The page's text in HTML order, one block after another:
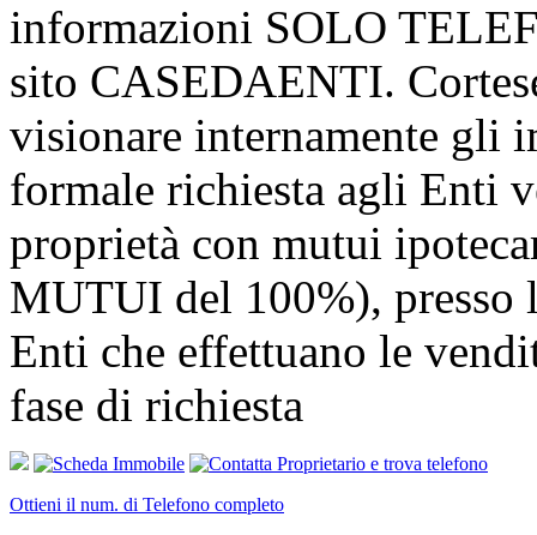
informazioni SOLO
sito CASEDAENTI.
visionare internamente gli
formale richiesta agli Enti
proprietà con mutui
MUTUI del 100%), presso
Enti che effettuano le
fase di richiesta
Ottieni il num. di Telefono completo